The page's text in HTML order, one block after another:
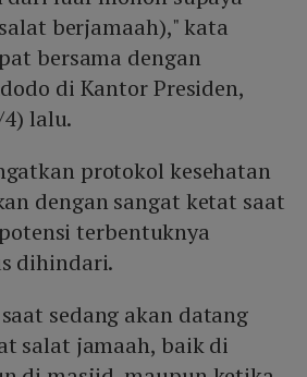
berjamaah)," kata
bersama dengan
di Kantor Presiden,
lalu.
protokol kesehatan
dengan sangat ketat saat
terbentuknya
dihindari.
sedang akan datang
salat jamaah, baik di